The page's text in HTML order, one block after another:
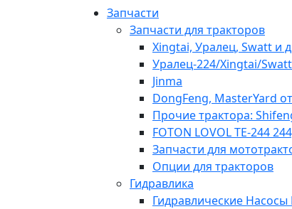
Запчасти
Запчасти для тракторов
Xingtai, Уралец, Swatt и
Уралец-224/Xingtai/
Jinma
DongFeng, MasterYard
Прочие трактора:
FOTON LOVOL TE-244
Запчасти для
Опции для тракторов
Гидравлика
Гидравлические